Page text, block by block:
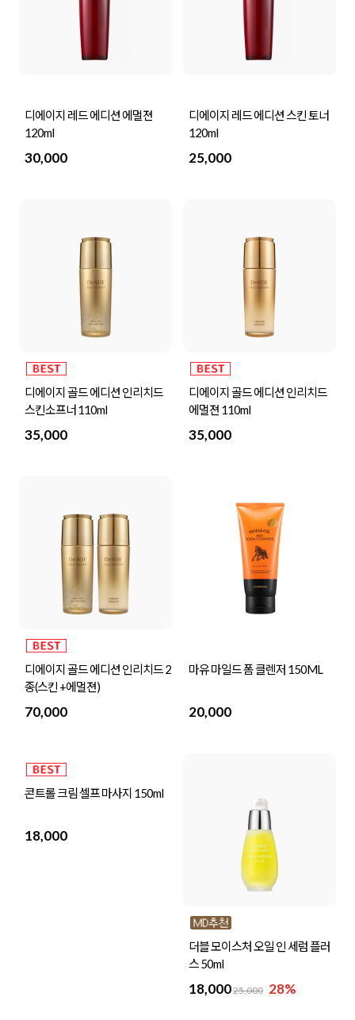
디에이지 레드 에디션 에멀젼
120ml
30,000
디에이지 레드 에디션 스킨 토너
120ml
25,000
디에이지 골드 에디션 인리치드
스킨소프너 110ml
35,000
디에이지 골드 에디션 인리치드
에멀젼 110ml
35,000
디에이지 골드 에디션 인리치드 2
종(스킨 +에멀젼)
70,000
마유 마일드 폼 클렌저 150ML
20,000
더블 모이스처 오일 인 세럼 플러
스 50ml
18,00025,000 28%